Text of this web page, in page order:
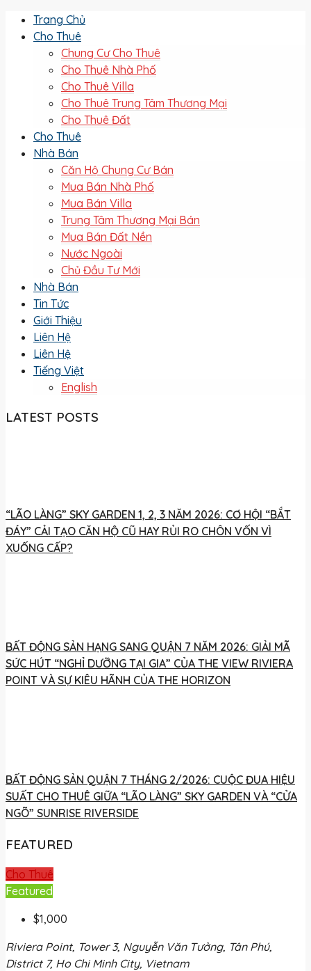
Trang Chủ
Cho Thuê
Chung Cư Cho Thuê
Cho Thuê Nhà Phố
Cho Thuê Villa
Cho Thuê Trung Tâm Thương Mại
Cho Thuê Đất
Cho Thuê
Nhà Bán
Căn Hộ Chung Cư Bán
Mua Bán Nhà Phố
Mua Bán Villa
Trung Tâm Thương Mại Bán
Mua Bán Đất Nền
Nước Ngoài
Chủ Đầu Tư Mới
Nhà Bán
Tin Tức
Giới Thiệu
Liên Hệ
Liên Hệ
Tiếng Việt
English
LATEST POSTS
“LÃO LÀNG” SKY GARDEN 1, 2, 3 NĂM 2026: CƠ HỘI “BẮT
ĐÁY” CẢI TẠO CĂN HỘ CŨ HAY RỦI RO CHÔN VỐN VÌ
XUỐNG CẤP?
BẤT ĐỘNG SẢN HẠNG SANG QUẬN 7 NĂM 2026: GIẢI MÃ
SỨC HÚT “NGHỈ DƯỠNG TẠI GIA” CỦA THE VIEW RIVIERA
POINT VÀ SỰ KIÊU HÃNH CỦA THE HORIZON
BẤT ĐỘNG SẢN QUẬN 7 THÁNG 2/2026: CUỘC ĐUA HIỆU
SUẤT CHO THUÊ GIỮA “LÃO LÀNG” SKY GARDEN VÀ “CỬA
NGÕ” SUNRISE RIVERSIDE
FEATURED
Cho Thuê
Featured
$1,000
Riviera Point, Tower 3, Nguyễn Văn Tưởng, Tân Phú,
District 7, Ho Chi Minh City, Vietnam